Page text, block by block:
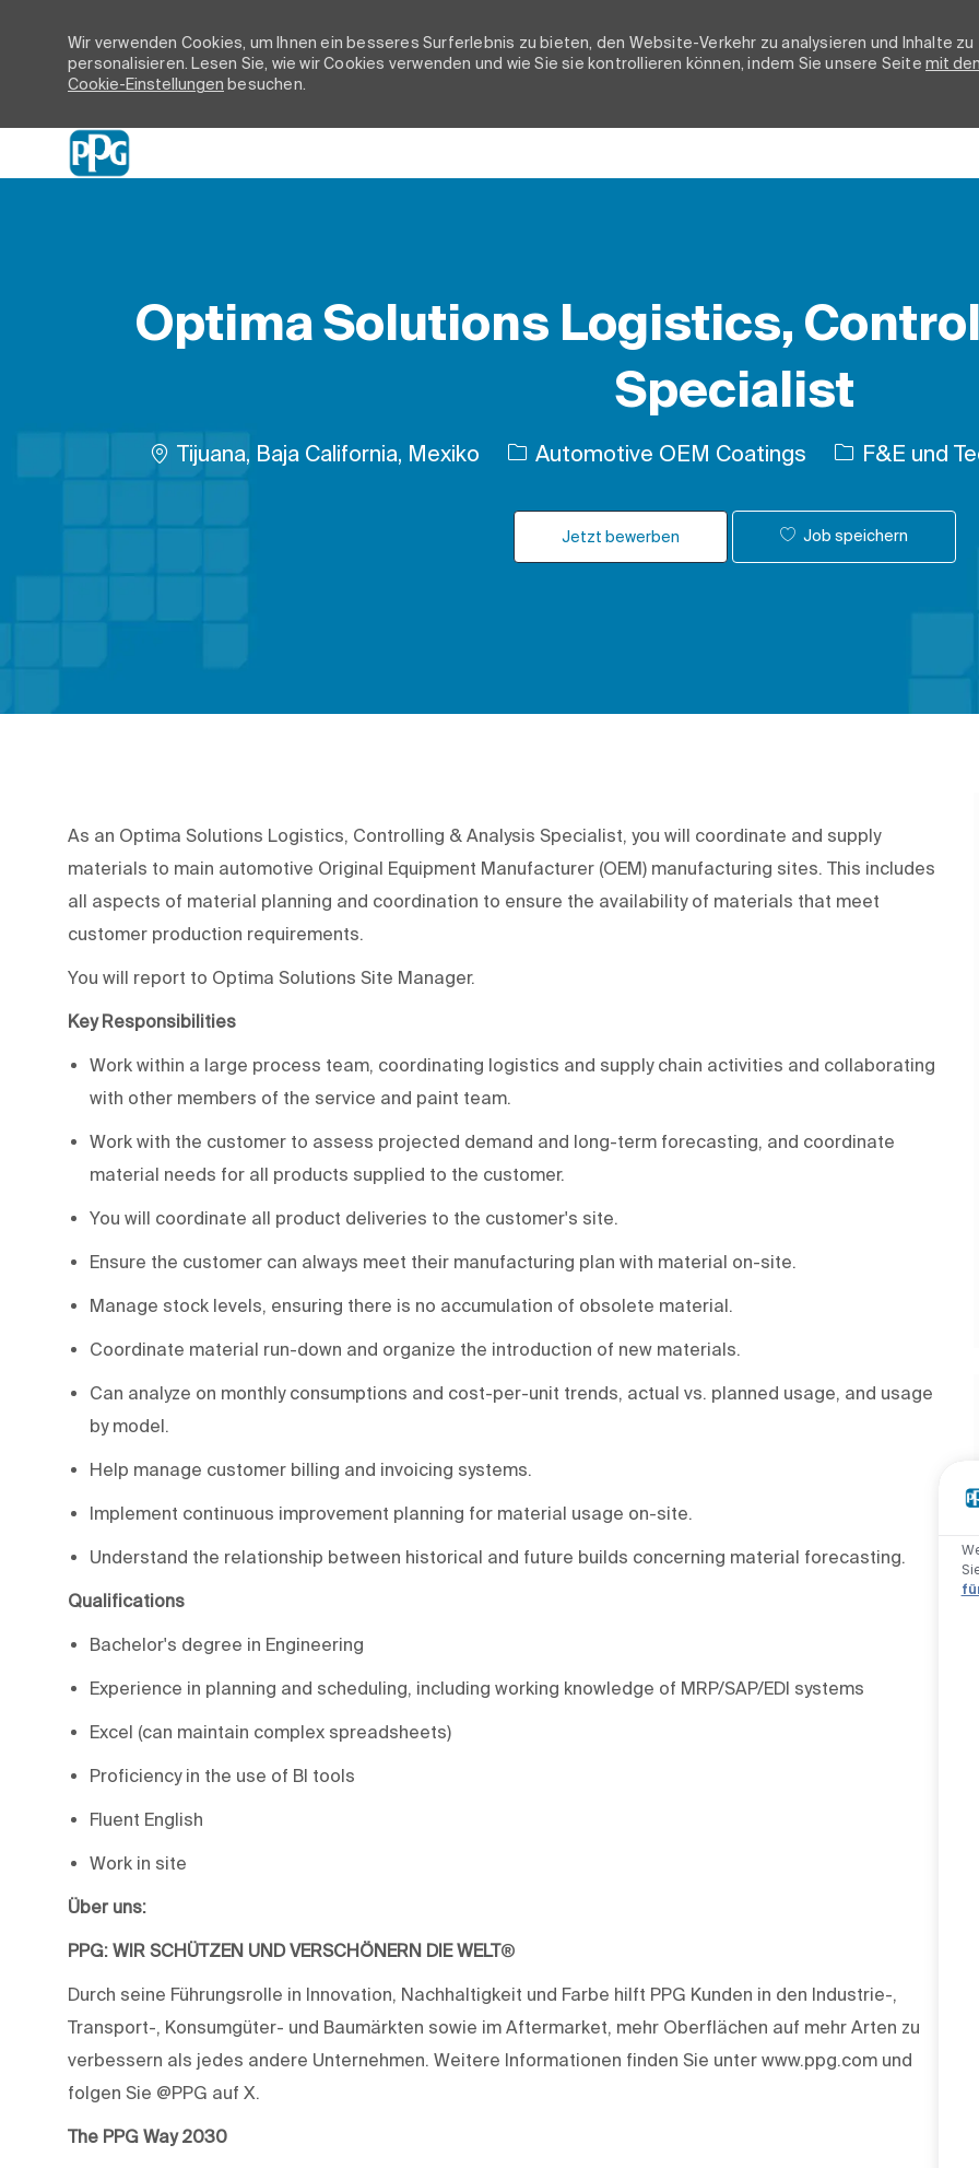
Wir verwenden Cookies, um Ihnen ein besseres Surferlebnis zu bieten, den Website-Verkehr zu analysieren und Inhalte zu
personalisieren. Lesen Sie, wie wir Cookies verwenden und wie Sie sie kontrollieren können, indem Sie unsere Seitemit den
Cookie-Einstellungen besuchen.
Optima Solutions Logistics,
Specialist
OrtTijuana, Baja California, Mexiko Automotive OEM Coatings Kategorie
F&E und
Jetzt bewerben Job speichern
As an Optima Solutions Logistics, Controlling & Analysis Specialist, you will coordinate and supply
materials to main automotive Original Equipment Manufacturer (OEM) manufacturing sites. This includes
all aspects of material planning and coordination to ensure the availability of materials that meet
customer production requirements.
You will report to Optima Solutions Site Manager.
Key Responsibilities
Work within a large process team, coordinating logistics and supply chain activities and collaborating
with other members of the service and paint team.
Work with the customer to assess projected demand and long-term forecasting, and coordinate
material needs for all products supplied to the customer.
You will coordinate all product deliveries to the customer's site.
Ensure the customer can always meet their manufacturing plan with material on-site.
Manage stock levels, ensuring there is no accumulation of obsolete material.
Coordinate material run-down and organize the introduction of new materials.
Can analyze on monthly consumptions and cost-per-unit trends, actual vs. planned usage, and usage
by model.
Help manage customer billing and invoicing systems.
Implement continuous improvement planning for material usage on-site.
Understand the relationship between historical and future builds concerning material forecasting.
Qualifications
Bachelor's degree in Engineering
Experience in planning and scheduling, including working knowledge of MRP/SAP/EDI systems
Excel (can maintain complex spreadsheets)
Proficiency in the use of BI tools
Fluent English
Work in site
Über uns:
PPG: WIR SCHÜTZEN UND VERSCHÖNERN DIE WELT®
Durch seine Führungsrolle in Innovation, Nachhaltigkeit und Farbe hilft PPG Kunden in den Industrie-,
Transport-, Konsumgüter- und Baumärkten sowie im Aftermarket, mehr Oberflächen auf mehr Arten zu
verbessern als jedes andere Unternehmen. Weitere Informationen finden Sie unter www.ppg.com und
folgen Sie @PPG auf X.
The PPG Way 2030